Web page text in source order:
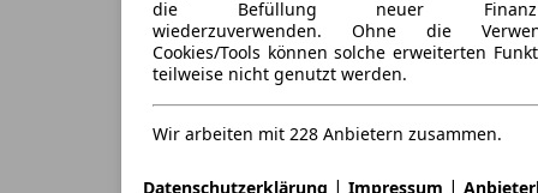
die Befüllung neuer
wiederzuverwenden. Ohne die
Cookies/Tools können solche erweiterten
teilweise nicht genutzt werden.
Wir arbeiten mit 228 Anbietern zusammen.
Datenschutzerklärung | Impressum |